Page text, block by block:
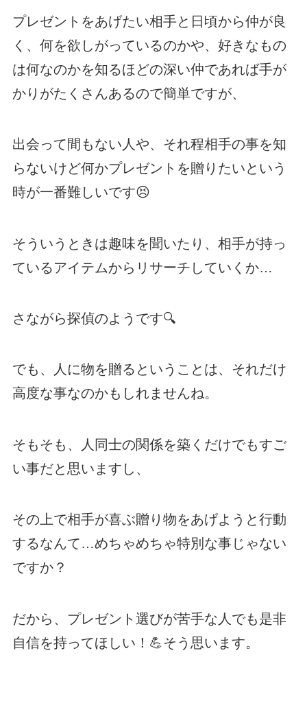
プレゼントをあげたい相手と日頃から仲が良
く、何を欲しがっているのかや、好きなもの
は何なのかを知るほどの深い仲であれば手が
かりがたくさんあるので簡単ですが、
出会って間もない人や、それ程相手の事を知
らないけど何かプレゼントを贈りたいという
時が一番難しいです😣
そういうときは趣味を聞いたり、相手が持っ
ているアイテムからリサーチしていくか…
さながら探偵のようです🔍
でも、人に物を贈るということは、それだけ
高度な事なのかもしれませんね。
そもそも、人同士の関係を築くだけでもすご
い事だと思いますし、
その上で相手が喜ぶ贈り物をあげようと行動
するなんて…めちゃめちゃ特別な事じゃない
ですか？
だから、プレゼント選びが苦手な人でも是非
自信を持ってほしい！💪そう思います。